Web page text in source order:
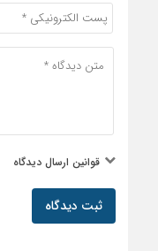
قوانین ارسال دیدگاه
ثبت دیدگاه